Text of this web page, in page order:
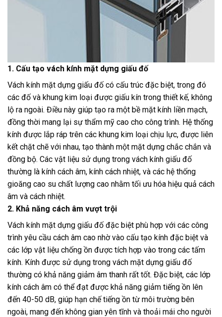
1. Cấu tạo vách kính mặt dựng giấu đố
Vách kính mặt dựng giấu đố có cấu trúc đặc biệt, trong đó
các đố và khung kim loại được giấu kín trong thiết kế, không
lộ ra ngoài. Điều này giúp tạo ra một bề mặt kính liền mạch,
đồng thời mang lại sự thẩm mỹ cao cho công trình. Hệ thống
kính được lắp ráp trên các khung kim loại chịu lực, được liên
kết chặt chẽ với nhau, tạo thành một mặt dựng chắc chắn và
đồng bộ. Các vật liệu sử dụng trong vách kính giấu đố
thường là kính cách âm, kính cách nhiệt, và các hệ thống
gioăng cao su chất lượng cao nhằm tối ưu hóa hiệu quả cách
âm và cách nhiệt.
2. Khả năng cách âm vượt trội
Vách kính mặt dựng giấu đố đặc biệt phù hợp với các công
trình yêu cầu cách âm cao nhờ vào cấu tạo kính đặc biệt và
các lớp vật liệu chống ồn được tích hợp vào trong các tấm
kính. Kính được sử dụng trong vách mặt dựng giấu đố
thường có khả năng giảm âm thanh rất tốt. Đặc biệt, các lớp
kính cách âm có thể đạt được khả năng giảm tiếng ồn lên
đến 40-50 dB, giúp hạn chế tiếng ồn từ môi trường bên
ngoài, mang đến không gian yên tĩnh và thoải mái cho người